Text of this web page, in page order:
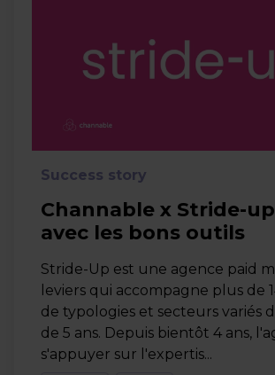
Success story
Channable x Stride-
avec les bons outils
Stride-Up est une agence paid
leviers qui accompagne plus de
de typologies et secteurs variés
de 5 ans. Depuis bientôt 4 ans,
s'appuyer sur l'expertis...